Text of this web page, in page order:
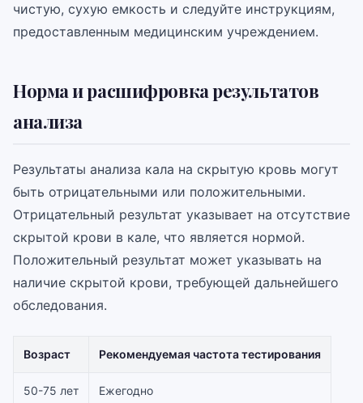
чистую, сухую емкость и следуйте инструкциям,
предоставленным медицинским учреждением.
Норма и расшифровка результатов
анализа
Результаты анализа кала на скрытую кровь могут
быть отрицательными или положительными.
Отрицательный результат указывает на отсутствие
скрытой крови в кале, что является нормой.
Положительный результат может указывать на
наличие скрытой крови, требующей дальнейшего
обследования.
Возраст Рекомендуемая частота тестирования
50-75 лет Ежегодно